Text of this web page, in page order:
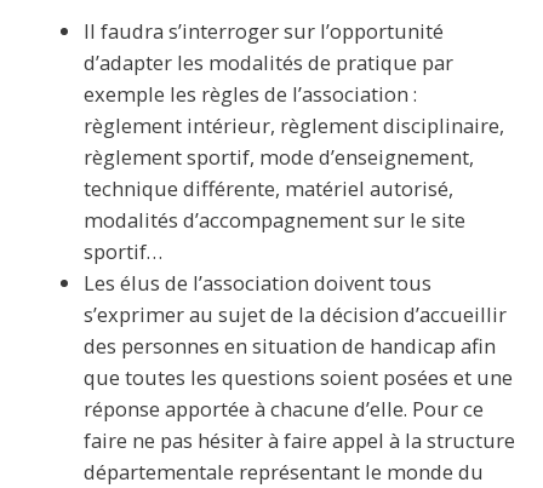
Il faudra s’interroger sur l’opportunité
d’adapter les modalités de pratique par
exemple les règles de l’association :
règlement intérieur, règlement disciplinaire,
règlement sportif, mode d’enseignement,
technique différente, matériel autorisé,
modalités d’accompagnement sur le site
sportif…
Les élus de l’association doivent tous
s’exprimer au sujet de la décision d’accueillir
des personnes en situation de handicap afin
que toutes les questions soient posées et une
réponse apportée à chacune d’elle. Pour ce
faire ne pas hésiter à faire appel à la structure
départementale représentant le monde du